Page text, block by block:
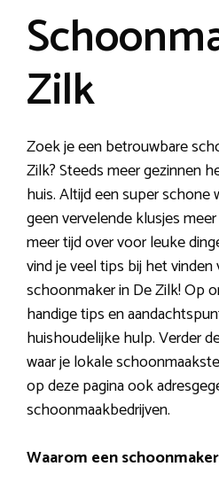
Zilk
Zoek je een betrouwbare
Zilk? Steeds meer gezinnen
huis. Altijd een super schone
geen vervelende klusjes
meer tijd over voor leuke
vind je veel tips bij het
schoonmaker in De Zilk! Op
handige tips en
huishoudelijke hulp. Verder
waar je lokale
op deze pagina ook
schoonmaakbedrijven.
Waarom een